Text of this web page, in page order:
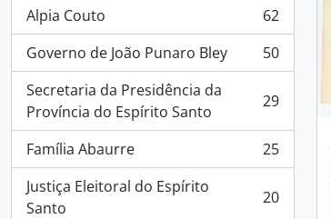
Alpia Couto
, 62 resultados
62
Governo de João Punaro Bley
, 50 resultados
50
Secretaria da Presidência da
Província do Espírito Santo
, 29 resultados 29
Família Abaurre
, 25 resultados
25
Justiça Eleitoral do Espírito
Santo
, 20 resultados 20